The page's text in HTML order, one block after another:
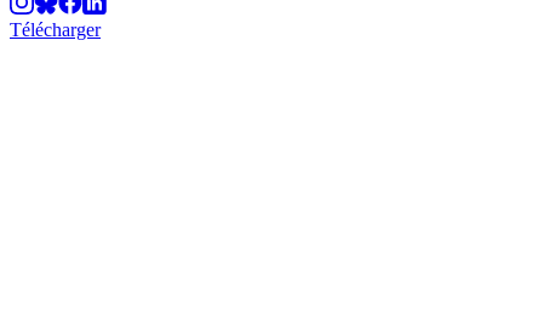
Télécharger